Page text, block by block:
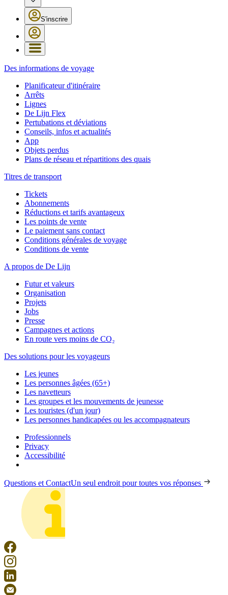
S'inscrire
Des informations de voyage
Planificateur d'itinéraire
Arrêts
Lignes
De Lijn Flex
Pertubations et déviations
Conseils, infos et actualités
App
Objets perdus
Plans de réseau et répartitions des quais
Titres de transport
Tickets
Abonnements
Réductions et tarifs avantageux
Les points de vente
Le paiement sans contact
Conditions générales de voyage
Conditions de vente
A propos de De Lijn
Futur et valeurs
Organisation
Projets
Jobs
Presse
Campagnes et actions
En route vers moins de CO₂
Des solutions pour les voyageurs
Les jeunes
Les personnes âgées (65+)
Les navetteurs
Les groupes et les mouvements de jeunesse
Les touristes (d'un jour)
Les personnes handicapées ou les accompagnateurs
Professionnels
Privacy
Accessibilité
Questions et ContactUn seul endroit pour toutes vos réponses